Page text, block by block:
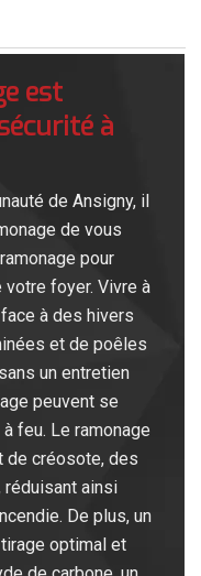
est
à
de Ansigny, il
de vous
pour
foyer. Vivre à
à des hivers
et de poêles
un entretien
peuvent se
feu. Le ramonage
de créosote, des
réduisant ainsi
De plus, un
optimal et